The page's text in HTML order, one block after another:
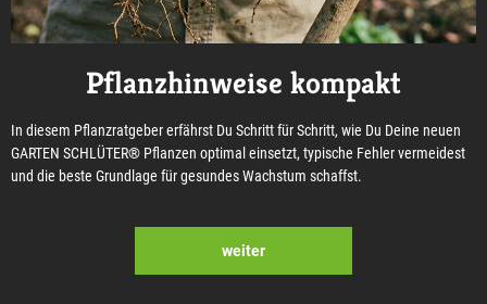
Pflanzhinweise kompakt
In diesem Pflanzratgeber erfährst Du Schritt für Schritt, wie Du Deine neuen
GARTEN SCHLÜTER® Pflanzen optimal einsetzt, typische Fehler vermeidest
und die beste Grundlage für gesundes Wachstum schaffst.
weiter